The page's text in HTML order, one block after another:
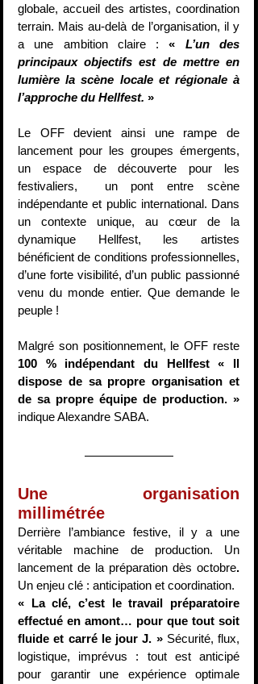
globale, accueil des artistes, coordination
terrain. Mais au-delà de l’organisation, il y
a une ambition claire : « L’un des
principaux objectifs est de mettre en
lumière la scène locale et régionale à
l’approche du Hellfest. »
Le OFF devient ainsi une rampe de
lancement pour les groupes émergents,
un espace de découverte pour les
festivaliers,  un pont entre scène
indépendante et public international. Dans
un contexte unique, au cœur de la
dynamique Hellfest, les artistes
bénéficient de conditions professionnelles,
d’une forte visibilité, d’un public passionné
venu du monde entier. Que demande le
peuple !
100 % indépendant du Hellfest
« Il
dispose de sa propre organisation et
de sa propre équipe de production. »
indique Alexandre SABA.
Une organisation
millimétrée
Derrière l’ambiance festive, il y a une
véritable machine de production. Un
lancement de la préparation dès octobre
Un enjeu clé : anticipation et coordination.
« La clé, c’est le travail préparatoire
effectué en amont… pour que tout soit
fluide et carré le jour J. » Sécurité, flux,
logistique, imprévus : tout est anticipé
pour garantir une expérience optimale